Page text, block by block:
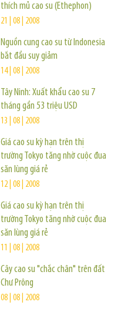
thích mủ cao su (Ethephon)
21 | 08 | 2008
Nguồn cung cao su từ Indonesia
bắt đầu suy giảm
14 | 08 | 2008
Tây Ninh: Xuất khẩu cao su 7
tháng gần 53 triệu USD
13 | 08 | 2008
Giá cao su kỳ hạn trên thị
trường Tokyo tăng nhờ cuộc đua
săn lùng giá rẻ
12 | 08 | 2008
Giá cao su kỳ hạn trên thị
trường Tokyo tăng nhờ cuộc đua
săn lùng giá rẻ
11 | 08 | 2008
Cây cao su "chắc chân" trên đất
Chư Prông
08 | 08 | 2008